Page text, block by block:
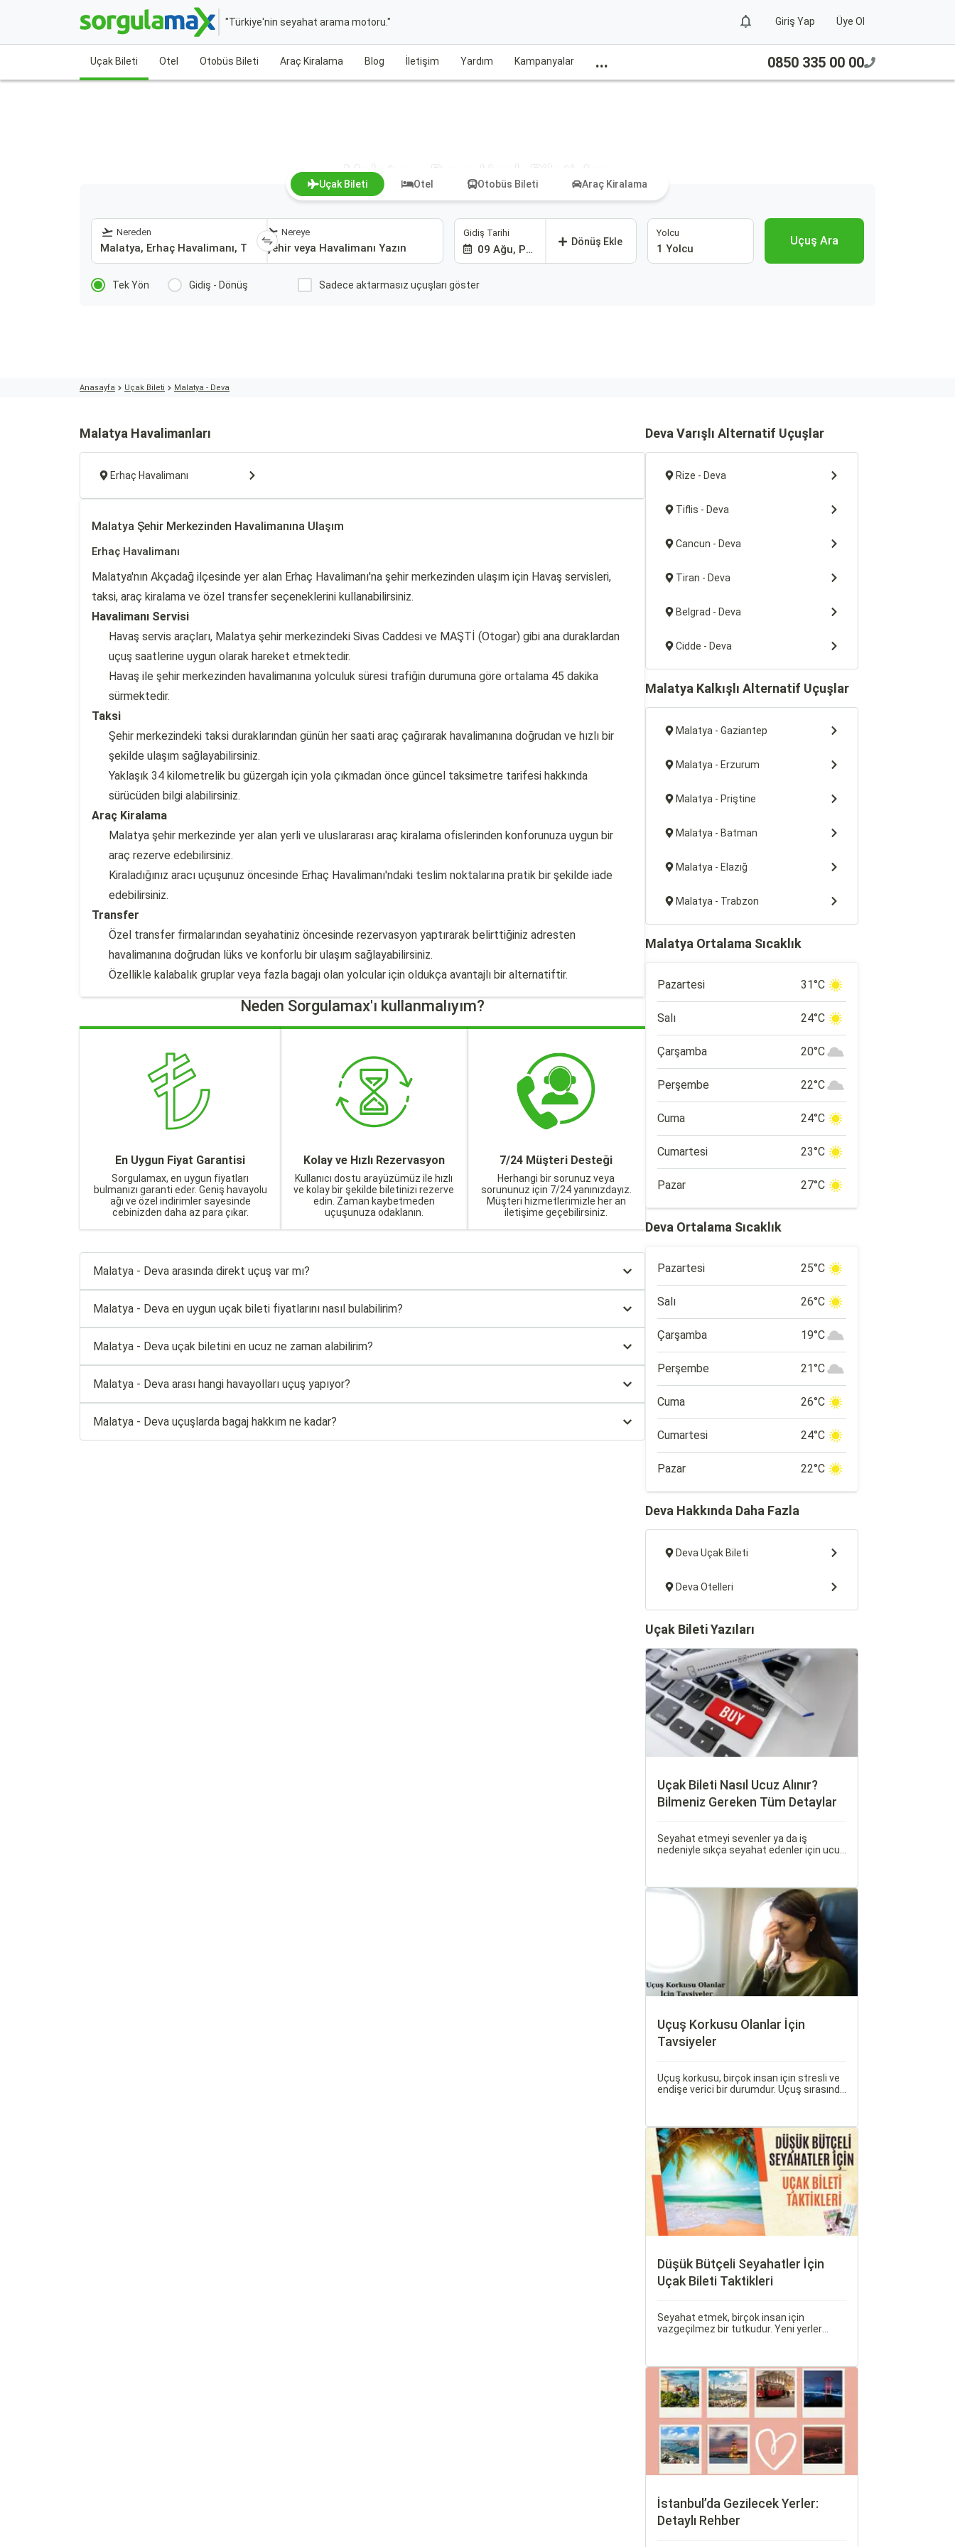
"Türkiye'nin seyahat arama motoru." Giriş Yap Üye Ol
Uçak Bileti Otel Otobüs Bileti Araç Kiralama Blog İletişim Yardım Kampanyalar ... 0850 335 00 00
Malatya - Deva Uçak Bileti Ara
Uçak Bileti Otel Otobüs Bileti Araç Kiralama
Nereden Nereye Gidiş Tarihi
09 Ağu, Paz
Dönüş Ekle
Yolcu
1 Yolcu
Uçuş Ara
Tek Yön Gidiş - Dönüş Sadece aktarmasız uçuşları göster
Anasayfa Uçak Bileti Malatya - Deva
Malatya Havalimanları
Erhaç Havalimanı
Malatya Şehir Merkezinden Havalimanına Ulaşım
Erhaç Havalimanı
Malatya'nın Akçadağ ilçesinde yer alan Erhaç Havalimanı'na şehir merkezinden ulaşım için Havaş servisleri,
taksi, araç kiralama ve özel transfer seçeneklerini kullanabilirsiniz.
Havalimanı Servisi
Havaş servis araçları, Malatya şehir merkezindeki Sivas Caddesi ve MAŞTİ (Otogar) gibi ana duraklardan
uçuş saatlerine uygun olarak hareket etmektedir.
Havaş ile şehir merkezinden havalimanına yolculuk süresi trafiğin durumuna göre ortalama 45 dakika
sürmektedir.
Taksi
Şehir merkezindeki taksi duraklarından günün her saati araç çağırarak havalimanına doğrudan ve hızlı bir
şekilde ulaşım sağlayabilirsiniz.
Yaklaşık 34 kilometrelik bu güzergah için yola çıkmadan önce güncel taksimetre tarifesi hakkında
sürücüden bilgi alabilirsiniz.
Araç Kiralama
Malatya şehir merkezinde yer alan yerli ve uluslararası araç kiralama ofislerinden konforunuza uygun bir
araç rezerve edebilirsiniz.
Kiraladığınız aracı uçuşunuz öncesinde Erhaç Havalimanı'ndaki teslim noktalarına pratik bir şekilde iade
edebilirsiniz.
Transfer
Özel transfer firmalarından seyahatiniz öncesinde rezervasyon yaptırarak belirttiğiniz adresten
havalimanına doğrudan lüks ve konforlu bir ulaşım sağlayabilirsiniz.
Özellikle kalabalık gruplar veya fazla bagajı olan yolcular için oldukça avantajlı bir alternatiftir.
Neden Sorgulamax'ı kullanmalıyım?
En Uygun Fiyat Garantisi
Sorgulamax, en uygun fiyatları
bulmanızı garanti eder. Geniş havayolu
ağı ve özel indirimler sayesinde
cebinizden daha az para çıkar.
Kolay ve Hızlı Rezervasyon
Kullanıcı dostu arayüzümüz ile hızlı
ve kolay bir şekilde biletinizi rezerve
edin. Zaman kaybetmeden
uçuşunuza odaklanın.
7/24 Müşteri Desteği
Herhangi bir sorunuz veya
sorununuz için 7/24 yanınızdayız.
Müşteri hizmetlerimizle her an
iletişime geçebilirsiniz.
Malatya - Deva arasında direkt uçuş var mı?
Malatya - Deva en uygun uçak bileti fiyatlarını nasıl bulabilirim?
Malatya - Deva uçak biletini en ucuz ne zaman alabilirim?
Malatya - Deva arası hangi havayolları uçuş yapıyor?
Malatya - Deva uçuşlarda bagaj hakkım ne kadar?
Deva Varışlı Alternatif Uçuşlar
Rize - Deva
Tiflis - Deva
Cancun - Deva
Tiran - Deva
Belgrad - Deva
Cidde - Deva
Malatya Kalkışlı Alternatif Uçuşlar
Malatya - Gaziantep
Malatya - Erzurum
Malatya - Priştine
Malatya - Batman
Malatya - Elazığ
Malatya - Trabzon
Malatya Ortalama Sıcaklık
Pazartesi 31°C
Salı 24°C
Çarşamba 20°C
Perşembe 22°C
Cuma 24°C
Cumartesi 23°C
Pazar 27°C
Deva Ortalama Sıcaklık
Pazartesi 25°C
Salı 26°C
Çarşamba 19°C
Perşembe 21°C
Cuma 26°C
Cumartesi 24°C
Pazar 22°C
Deva Hakkında Daha Fazla
Deva Uçak Bileti
Deva Otelleri
Uçak Bileti Yazıları
Uçak Bileti Nasıl Ucuz Alınır?
Bilmeniz Gereken Tüm Detaylar
Seyahat etmeyi sevenler ya da iş
nedeniyle sıkça seyahat edenler için ucuz
zamanda ve doğru yöntemlerle uçak
bileti almanın birçok püf noktası var.
Uçuş Korkusu Olanlar İçin
Tavsiyeler
Uçuş korkusu, birçok insan için stresli ve
endişe verici bir durumdur. Uçuş sırasında
Düşük Bütçeli Seyahatler İçin
Uçak Bileti Taktikleri
Seyahat etmek, birçok insan için
vazgeçilmez bir tutkudur. Yeni yerler
İstanbul’da Gezilecek Yerler:
Detaylı Rehber